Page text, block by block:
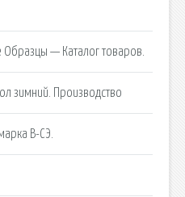
Образцы — Каталог товаров.
зимний. Производство
В-СЭ.